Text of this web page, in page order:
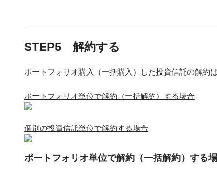
STEP5 解約する
ポートフォリオ購入（一括購入）した投資信託の解約
ポートフォリオ単位で解約（一括解約）する場合
個別の投資信託単位で解約する場合
ポートフォリオ単位で解約（一括解約）する